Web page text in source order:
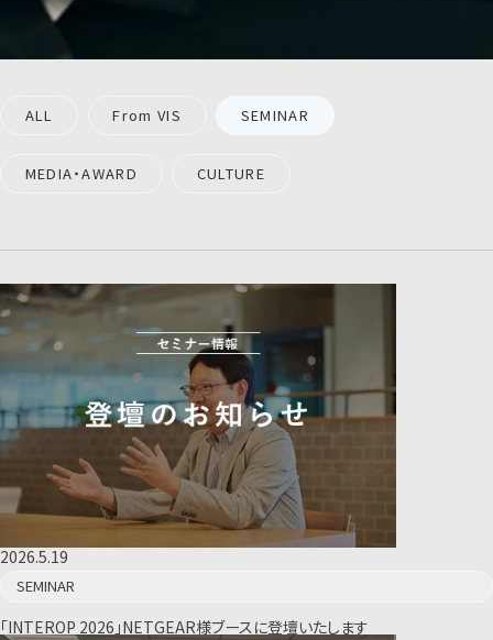
ALL From VIS SEMINAR
MEDIA・AWARD CULTURE
2026.5.19
SEMINAR
「INTEROP 2026」NETGEAR様ブースに登壇いたします